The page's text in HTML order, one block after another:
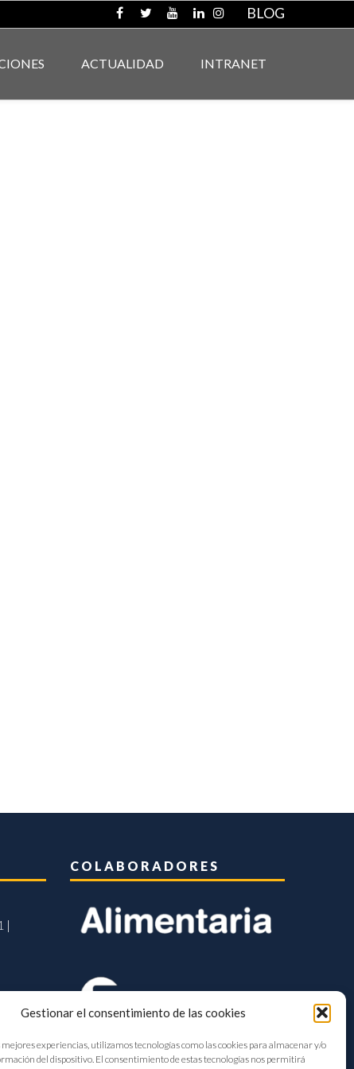
Gestionar el consentimiento de las cookies
experiencias, utilizamos tecnologías como las cookies para almacenar y/o
del dispositivo. El consentimiento de estas tecnologías nos permitirá
BLOG
ACTUALIDAD INTRANET
|
COLABORADORES